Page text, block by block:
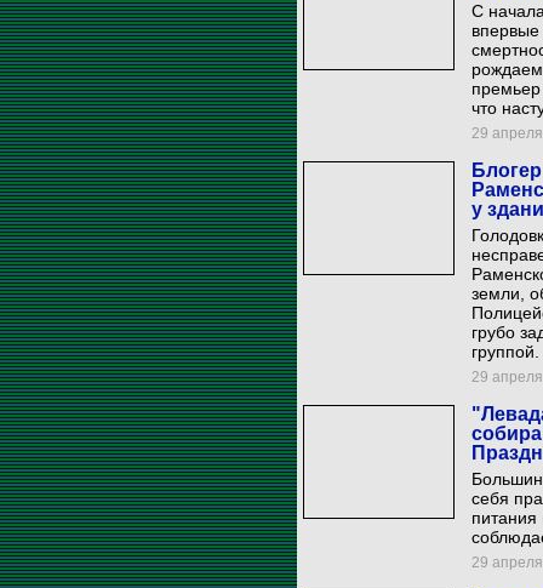
С
впервые
что
29
у
земли,
грубо
группой.
29
себя
питания
29